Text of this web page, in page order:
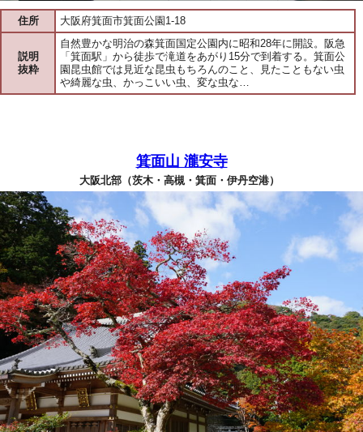
住所 大阪府箕面市箕面公園1-18
説明
抜粋
自然豊かな明治の森箕面国定公園内に昭和28年に開設。阪急
「箕面駅」から徒歩で滝道をあがり15分で到着する。箕面公
園昆虫館では見近な昆虫もちろんのこと、見たこともない虫
や綺麗な虫、かっこいい虫、変な虫な…
箕面山 瀧安寺
大阪北部（茨木・高槻・箕面・伊丹空港）